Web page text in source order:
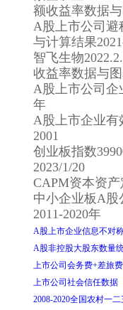
额收益率数据
A股上市公司避
与计算结果
智飞生物
收益率数据与
A股上市公司企
年
A股上市企业有
2001
创业板指数
2023/1/20
CAPM资本资
中小企业板A
2011-2020年
A股上市企业信息不对
A股非控股大股东数量
上市公司会务费+差旅
上市公司社会信任数据
2008-2020全国农村一